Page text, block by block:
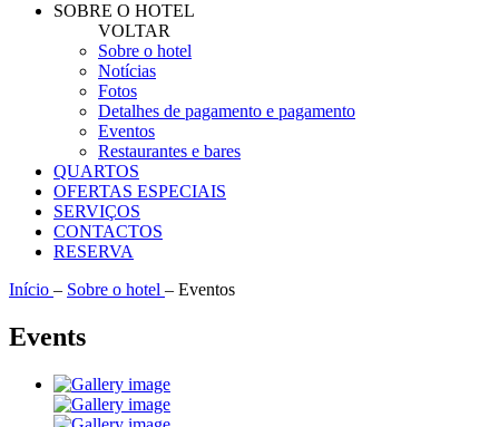
SOBRE O HOTEL
VOLTAR
Sobre o hotel
Notícias
Fotos
Detalhes de pagamento e pagamento
Eventos
Restaurantes e bares
QUARTOS
OFERTAS ESPECIAIS
SERVIÇOS
CONTACTOS
RESERVA
Início – Sobre o hotel – Eventos
Events